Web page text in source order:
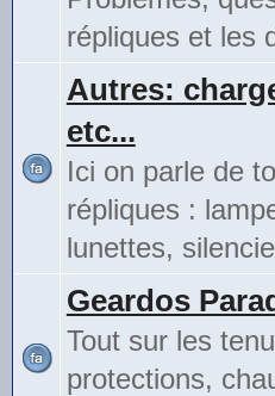
répliques et les
Autres:
etc...
Ici on parle de
répliques :
lunettes,
Geardos
Tout sur les
protections,